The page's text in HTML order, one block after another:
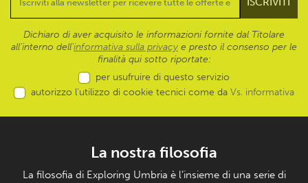
Dichiaro di aver acquisito le informazioni fornite dal Titolare
all’interno dell'informativa sulla privacy e presto il consenso per le
finalità qui sotto riportate:
per usufruire di questo servizio
autorizzo l’utilizzo di cookie tecnici come da Vs. informativa
La nostra filosofia
La filosofia di Exploring Umbria è l’insieme di una serie di